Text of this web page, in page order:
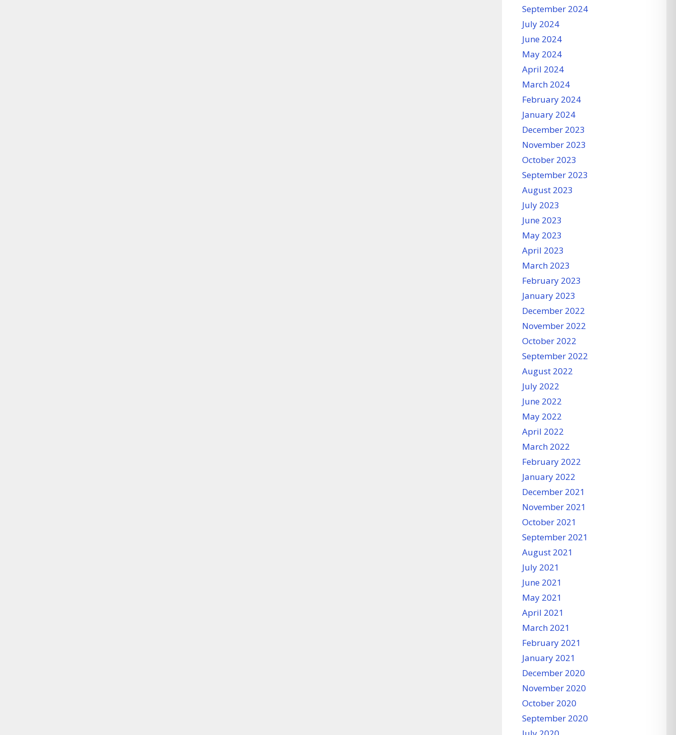
September 2024
July 2024
June 2024
May 2024
April 2024
March 2024
February 2024
January 2024
December 2023
November 2023
October 2023
September 2023
August 2023
July 2023
June 2023
May 2023
April 2023
March 2023
February 2023
January 2023
December 2022
November 2022
October 2022
September 2022
August 2022
July 2022
June 2022
May 2022
April 2022
March 2022
February 2022
January 2022
December 2021
November 2021
October 2021
September 2021
August 2021
July 2021
June 2021
May 2021
April 2021
March 2021
February 2021
January 2021
December 2020
November 2020
October 2020
September 2020